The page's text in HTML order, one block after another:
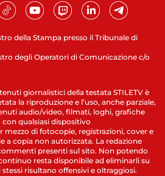
della Stampa presso il Tribunale di
degli Operatori di Comunicazione c/o
giornalistici della testata STILETV è
la riproduzione e l’uso, anche parziale,
audio/video, filmati, loghi, grafiche
qualsiasi dispositivo
mezzo di fotocopie, registrazioni, cover e
a copia non autorizzata. La redazione
presenti sul sito. Non potendo
resta disponibile ad eliminarli su
risultano offensivi e oltraggiosi.